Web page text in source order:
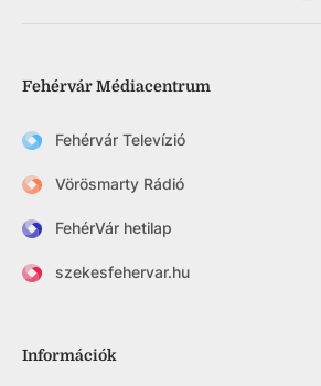
Fehérvár Médiacentrum
Fehérvár Televízió
Vörösmarty Rádió
FehérVár hetilap
szekesfehervar.hu
Információk